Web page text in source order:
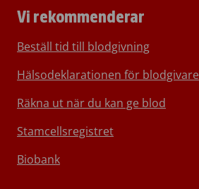
Vi rekommenderar
Beställ tid till blodgivning
Hälsodeklarationen för blodgivare
Räkna ut när du kan ge blod
Stamcellsregistret
Biobank